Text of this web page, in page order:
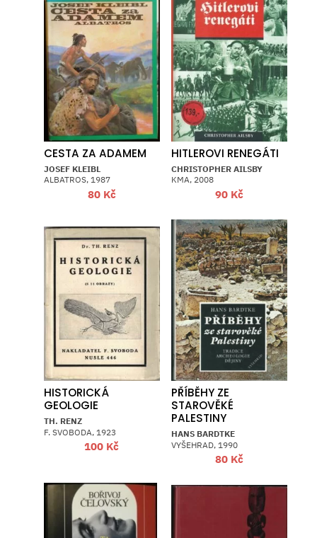
CESTA ZA ADAMEM
JOSEF KLEIBL
ALBATROS, 1987
80 Kč
HITLEROVI RENEGÁTI
CHRISTOPHER AILSBY
KMA, 2008
90 Kč
HISTORICKÁ
GEOLOGIE
TH. RENZ
F. SVOBODA, 1923
100 Kč
PŘÍBĚHY ZE
STAROVĚKÉ
PALESTINY
HANS BARDTKE
VYŠEHRAD, 1990
80 Kč